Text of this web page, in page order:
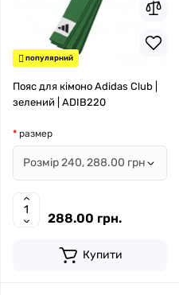
популярний
Пояс для кімоно Adidas Club |
зелений | ADIB220
размер
288.00 грн.
Купити